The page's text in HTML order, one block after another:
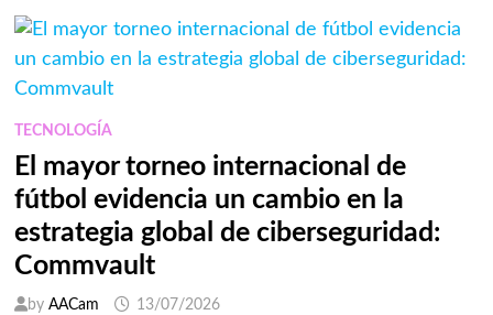
TECNOLOGÍA
INTENTA
PREVENIR
LAS
ANTES
QUE
EN
EL
MUNDIAL
2026
TECNOLOGÍA
El mayor torneo internacional de
fútbol evidencia un cambio en la
estrategia global de ciberseguridad:
Commvault
by AACam 13/07/2026